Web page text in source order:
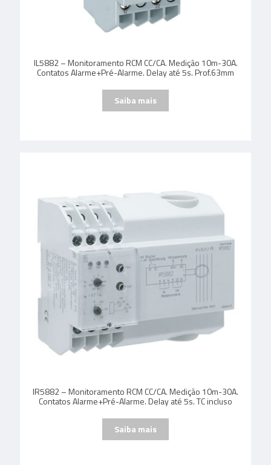
IL5882 – Monitoramento RCM CC/CA. Medição 10m-30A.
Contatos Alarme+Pré-Alarme. Delay até 5s. Prof.63mm
IR5882 – Monitoramento RCM CC/CA. Medição 10m-30A.
Contatos Alarme+Pré-Alarme. Delay até 5s. TC incluso